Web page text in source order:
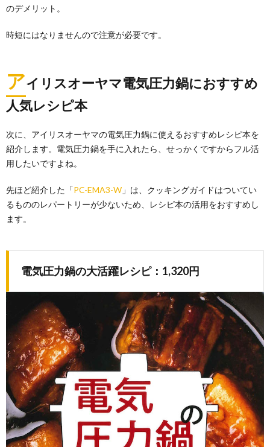
のデメリット。
時短にはなりませんので注意が必要です。
アイリスオーヤマ電気圧力鍋におすすめ
人気レシピ本
次に、アイリスオーヤマの電気圧力鍋に使えるおすすめレシピ本を
紹介します。電気圧力鍋を手に入れたら、せっかくですからフル活
用したいですよね。
先ほど紹介した「PC-EMA3-W 」は、クッキングガイドはついてい
るもののレパートリーが少ないため、レシピ本の活用をおすすめし
ます。
電気圧力鍋の大活躍レシピ：1,320円